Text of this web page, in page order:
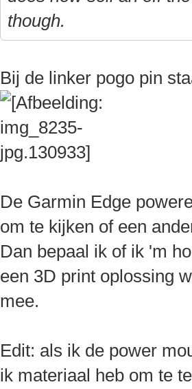
though.
Bij de linker pogo pin
De Garmin Edge
om te kijken of een
Dan bepaal ik of ik 'm
een 3D print oplossing
mee.
Edit: als ik de power
ik materiaal heb om te